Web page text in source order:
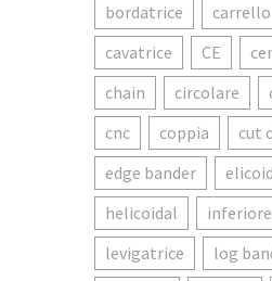
bordatrice
carrello
cavatrice
CE
chain
circolare
cnc
coppia cut
edge bander
helicoidal
inferiore
levigatrice
log